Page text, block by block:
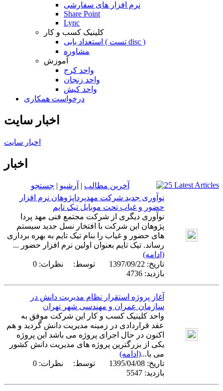
نرم افزار های سفارشی
Share Point
Lync
کلینیک کسب و کار
استعداد یابی ( تست disc )
مشاوره
آموزش
واحد کرج
واحد زنجان
واحد کیش
درخواست همکاری
اخبار سایت
اخبار سایت
اخبار
آخرین مطالب | آرشیو | جستجو
نوآوری جدید شرکت مهدپرداپژوهان نرم افزار
حضور و غیاب تحت موبایل تیک تایم
نوآوری دیگری از شرکت مجتمع فنی مهد پردا
پژوهان این شرکت با افتخار نسل جدید سیستم
های حضور و غیاب را بنام تیک تایم به بهره برداری
رساند. تیک تایم بعنوان اولین نرم افزار حضور ...
(ادامه)
تاریخ: 1397/09/22 توسط:
بازدید: 4736
آغاز پروژه استقرار نظام مدیریت دانش در
سازمان عمران و مهندسی شهر تهران
واحد کلینیک کسب و کار این شرکت موفق به
عقد قراردادی در زمینه مدیریت دانش گردید و هم
اکنون در حال اجرای پروژه می باشد این پروژه
یکی از بزرگترین پروژه های مدیریت دانش کشور
می با...(ادامه)
تاریخ: 1395/04/08 توسط:
بازدید: 5547